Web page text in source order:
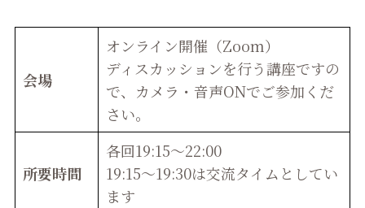
会場
オンライン開催（Zoom）
ディスカッションを行う講座ですの
で、カメラ・音声ONでご参加くだ
さい。
所要時間
各回19:15～22:00
19:15～19:30は交流タイムとしてい
ます